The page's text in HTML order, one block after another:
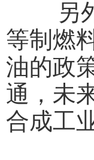
另外
等制燃
油的政
通，未
合成工